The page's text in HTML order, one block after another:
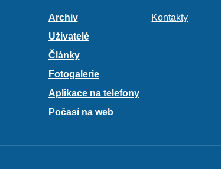
Archiv
Uživatelé
Články
Fotogalerie
Aplikace na telefony
Počasí na web
Kontakty